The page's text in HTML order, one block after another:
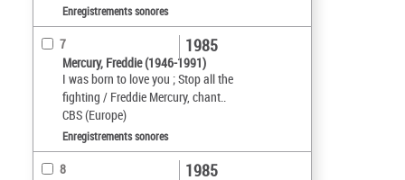
Enregistrements sonores
7
Mercury, Freddie (1946-1991)
I was born to love you ; Stop all the
fighting / Freddie Mercury, chant..
CBS (Europe)
1985
Enregistrements sonores
8
1985